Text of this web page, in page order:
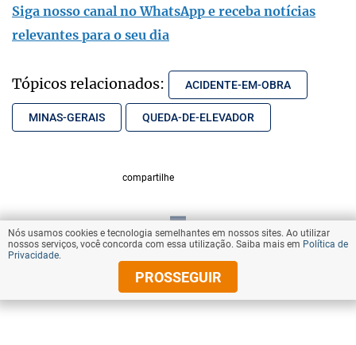
Siga nosso canal no WhatsApp e receba notícias
relevantes para o seu dia
Tópicos relacionados: ACIDENTE-EM-OBRA
MINAS-GERAIS QUEDA-DE-ELEVADOR
compartilhe
VOLTAR AO TOPO
© Copyright 2025 Diários Associados
Nós usamos cookies e tecnologia semelhantes em nossos sites. Ao utilizar
nossos serviços, você concorda com essa utilização. Saiba mais em Política de
Privacidade.
PROSSEGUIR